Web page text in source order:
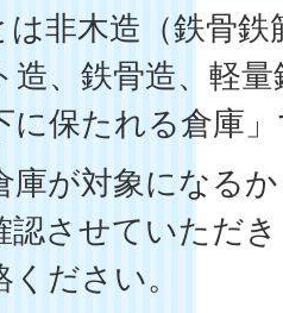
は非木造（鉄骨
造、鉄骨造、軽
に保たれる倉庫
庫が対象になる
認させていただ
ださい。